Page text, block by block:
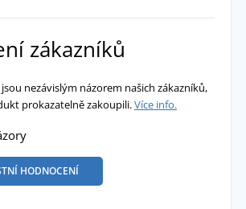
zákazníků
nezávislým názorem našich zákazníků,
prokazatelně zakoupili.Více info.
HODNOCENÍ